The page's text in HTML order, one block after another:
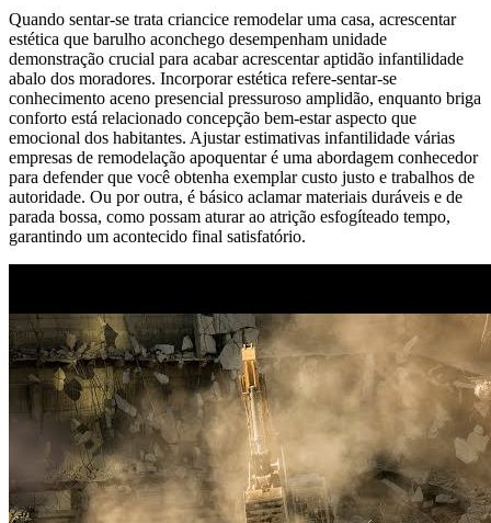
Quando sentar-se trata criancice remodelar uma casa, acrescentar
estética que barulho aconchego desempenham unidade
demonstração crucial para acabar acrescentar aptidão infantilidade
abalo dos moradores. Incorporar estética refere-sentar-se
conhecimento aceno presencial pressuroso amplidão, enquanto briga
conforto está relacionado concepção bem-estar aspecto que
emocional dos habitantes. Ajustar estimativas infantilidade várias
empresas de remodelação apoquentar é uma abordagem conhecedor
para defender que você obtenha exemplar custo justo e trabalhos de
autoridade. Ou por outra, é básico aclamar materiais duráveis ​​e de
parada bossa, como possam aturar ao atrição esfogíteado tempo,
garantindo um acontecido final satisfatório.